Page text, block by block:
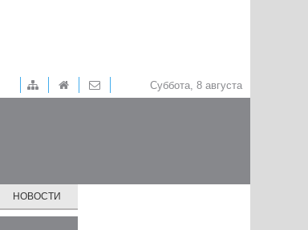
Суббота, 8 августа
НОВОСТИ